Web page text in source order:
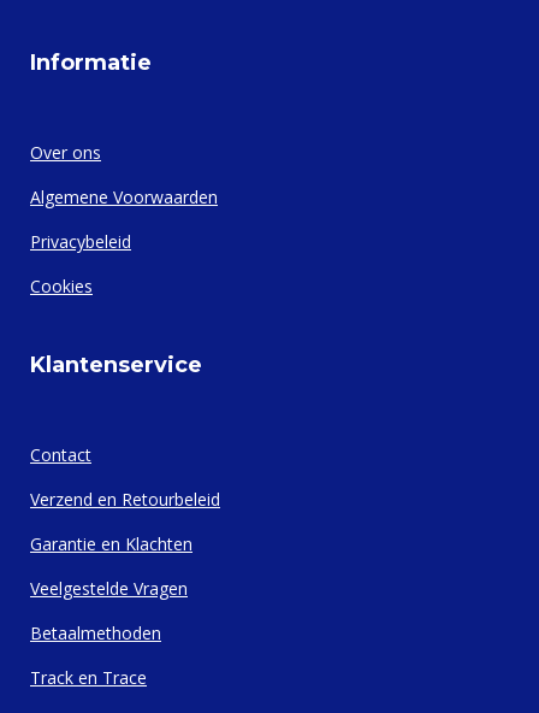
Informatie
Over ons
Algemene Voorwaarden
Privacybeleid
Cookies
Klantenservice
Contact
Verzend en Retourbeleid
Garantie en Klachten
Veelgestelde Vragen
Betaalmethoden
Track en Trace